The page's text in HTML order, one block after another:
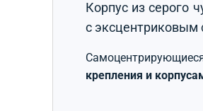
Корпус из серого
с эксцентриковым
крепления и